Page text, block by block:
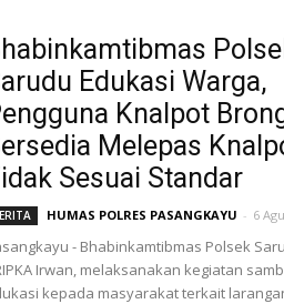
Edukasi Warga,
Knalpot
Melepas
Sesuai Standar
HUMAS POLRES PASANGKAYU - 6
- Bhabinkamtibmas Polsek
Irwan, melaksanakan kegiatan
kepada masyarakat terkait